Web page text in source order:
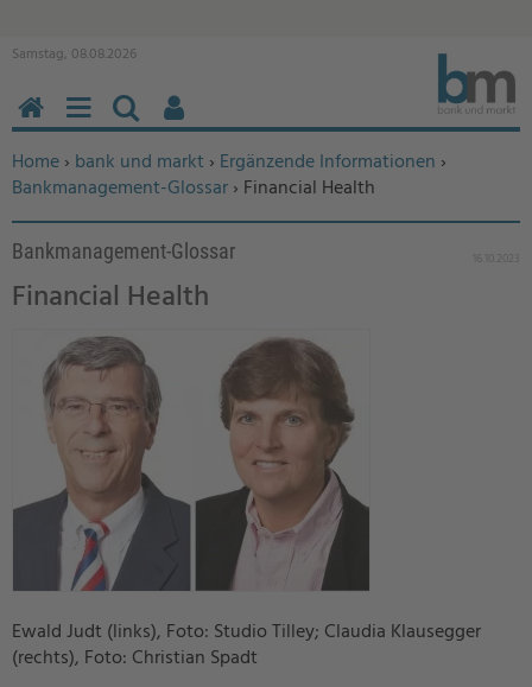
Samstag, 08.08.2026
Sie befinden sich hier:
Home› bank und markt › Ergänzende Informationen ›
Bankmanagement-Glossar› Financial Health
Bankmanagement-Glossar
Financial Health
Ewald Judt (links), Foto: Studio Tilley; Claudia Klausegger
(rechts), Foto: Christian Spadt
HOMEMENÜSUCHEN
BENUTZERFUNKTIONEN